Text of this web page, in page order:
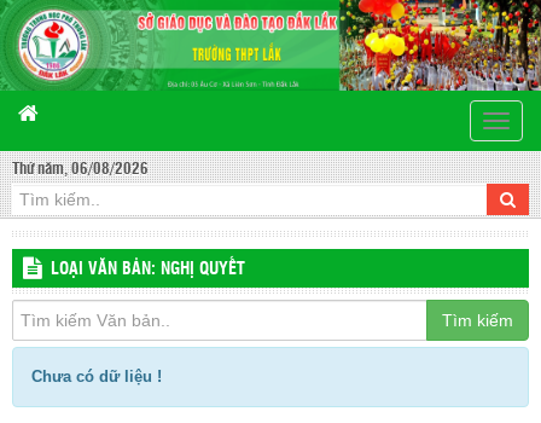
Toggle
Thứ năm, 06/08/2026
LOẠI VĂN BẢN: NGHỊ QUYẾT
Tìm kiếm
Chưa có dữ liệu !